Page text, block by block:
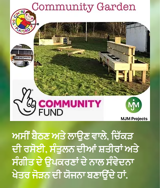
ਅਸੀਂ ਬੈਠਣ ਅਤੇ ਲਾਉਣ ਵਾਲੇ, ਚਿੱਕੜ
ਦੀ ਰਸੋਈ, ਸੰਤੁਲਨ ਦੀਆਂ ਸ਼ਤੀਰਾਂ ਅਤੇ
ਸੰਗੀਤ ਦੇ ਉਪਕਰਣਾਂ ਦੇ ਨਾਲ ਸੰਵੇਦਨਾ
ਖੇਤਰ ਜੋੜਨ ਦੀ ਯੋਜਨਾ ਬਣਾਉਂਦੇ ਹਾਂ.